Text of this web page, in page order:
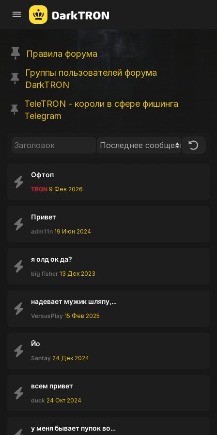
Правила форума
Группы пользователей форума
DarkTRON
TeleTRON - короли в сфере фишинга
Telegram
Последнее сообщение
Офтоп
TRON 9 Фев 2026
Привет
adm11n 19 Июн 2024
я олд ок да?
big fisher 13 Дек 2023
надевает мужик шляпу, а она ему как раз
VersusPlay 15 Фев 2025
Йо
Santay 24 Дек 2024
всем привет
duck 24 Окт 2024
у меня бывает пупок волосатый за постов от люцифера, что делать?